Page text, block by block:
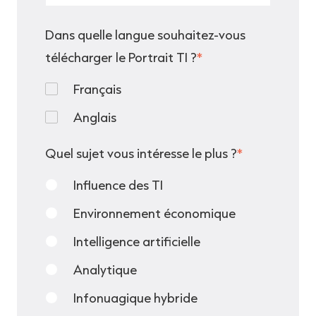
Dans quelle langue souhaitez-vous
télécharger le Portrait TI ?*
Français
Anglais
Quel sujet vous intéresse le plus ?*
Influence des TI
Environnement économique
Intelligence artificielle
Analytique
Infonuagique hybride